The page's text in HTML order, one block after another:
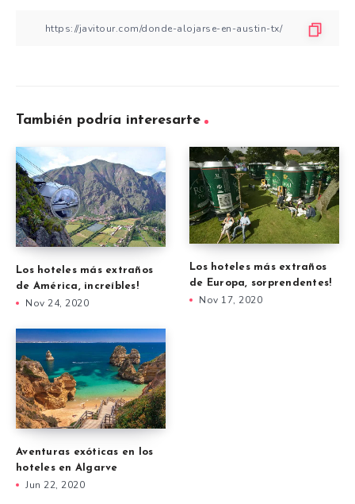
También podría interesarte
Los hoteles más extraños
de América, increíbles!
Nov 24, 2020
Los hoteles más extraños
de Europa, sorprendentes!
Nov 17, 2020
Aventuras exóticas en los
hoteles en Algarve
Jun 22, 2020